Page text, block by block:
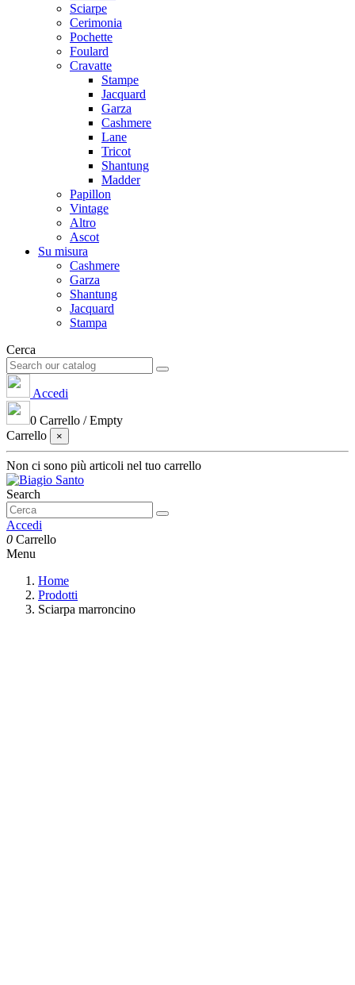
Sciarpe
Cerimonia
Pochette
Foulard
Cravatte
Stampe
Jacquard
Garza
Cashmere
Lane
Tricot
Shantung
Madder
Papillon
Vintage
Altro
Ascot
Su misura
Cashmere
Garza
Shantung
Jacquard
Stampa
Cerca
Accedi
0 Carrello /Empty
Carrello
×
Non ci sono più articoli nel tuo carrello
Search
Accedi
0 Carrello
Menu
Home
Prodotti
Sciarpa marroncino